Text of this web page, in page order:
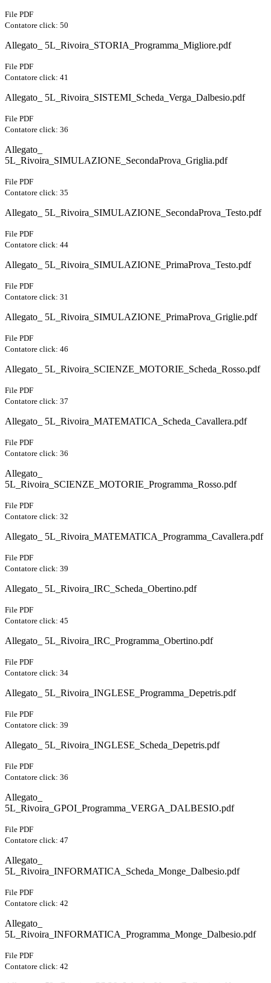
File PDF
Contatore click: 50
Allegato_ 5L_Rivoira_STORIA_Programma_Migliore.pdf
File PDF
Contatore click: 41
Allegato_ 5L_Rivoira_SISTEMI_Scheda_Verga_Dalbesio.pdf
File PDF
Contatore click: 36
Allegato_
5L_Rivoira_SIMULAZIONE_SecondaProva_Griglia.pdf
File PDF
Contatore click: 35
Allegato_ 5L_Rivoira_SIMULAZIONE_SecondaProva_Testo.pdf
File PDF
Contatore click: 44
Allegato_ 5L_Rivoira_SIMULAZIONE_PrimaProva_Testo.pdf
File PDF
Contatore click: 31
Allegato_ 5L_Rivoira_SIMULAZIONE_PrimaProva_Griglie.pdf
File PDF
Contatore click: 46
Allegato_ 5L_Rivoira_SCIENZE_MOTORIE_Scheda_Rosso.pdf
File PDF
Contatore click: 37
Allegato_ 5L_Rivoira_MATEMATICA_Scheda_Cavallera.pdf
File PDF
Contatore click: 36
Allegato_
5L_Rivoira_SCIENZE_MOTORIE_Programma_Rosso.pdf
File PDF
Contatore click: 32
Allegato_ 5L_Rivoira_MATEMATICA_Programma_Cavallera.pdf
File PDF
Contatore click: 39
Allegato_ 5L_Rivoira_IRC_Scheda_Obertino.pdf
File PDF
Contatore click: 45
Allegato_ 5L_Rivoira_IRC_Programma_Obertino.pdf
File PDF
Contatore click: 34
Allegato_ 5L_Rivoira_INGLESE_Programma_Depetris.pdf
File PDF
Contatore click: 39
Allegato_ 5L_Rivoira_INGLESE_Scheda_Depetris.pdf
File PDF
Contatore click: 36
Allegato_
5L_Rivoira_GPOI_Programma_VERGA_DALBESIO.pdf
File PDF
Contatore click: 47
Allegato_
5L_Rivoira_INFORMATICA_Scheda_Monge_Dalbesio.pdf
File PDF
Contatore click: 42
Allegato_
5L_Rivoira_INFORMATICA_Programma_Monge_Dalbesio.pdf
File PDF
Contatore click: 42